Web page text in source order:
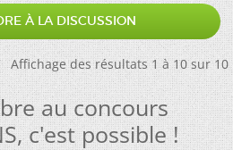
À LA DISCUSSION
Affichage des résultats 1 à 10 sur 10
au concours
c'est possible !